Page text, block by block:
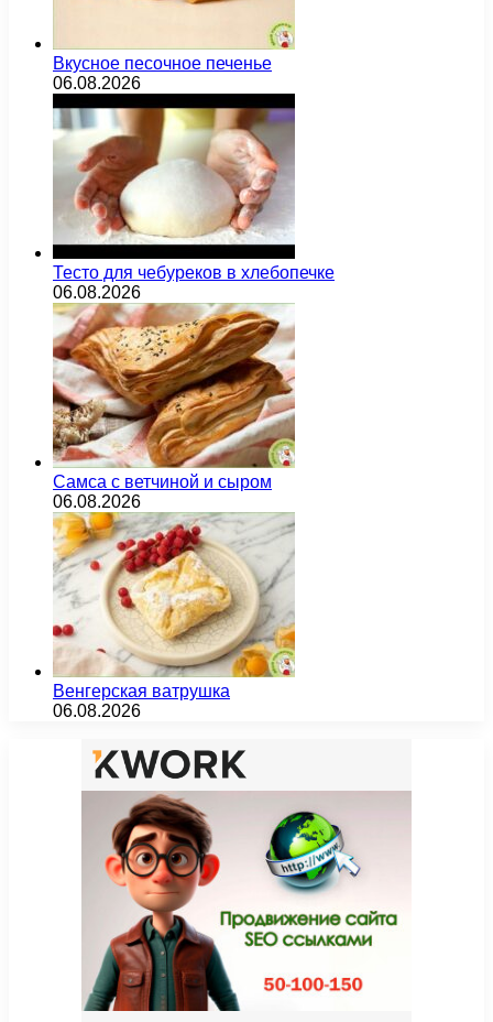
Вкусное песочное печенье
06.08.2026
Тесто для чебуреков в хлебопечке
06.08.2026
Самса с ветчиной и сыром
06.08.2026
Венгерская ватрушка
06.08.2026